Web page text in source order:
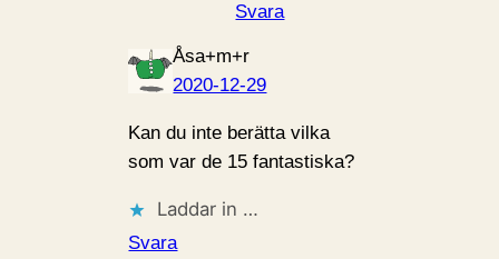
Svara
Åsa+m+r
2020-12-29
Kan du inte berätta vilka
som var de 15 fantastiska?
Laddar in …
Svara